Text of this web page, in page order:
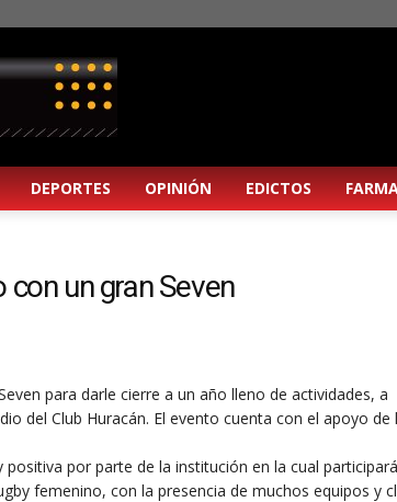
DEPORTES OPINIÓN EDICTOS
con un gran Seven
para darle cierre a un año lleno de actividades, a
del Club Huracán. El evento cuenta con el apoyo de
por parte de la institución en la cual
femenino, con la presencia de muchos equipos y